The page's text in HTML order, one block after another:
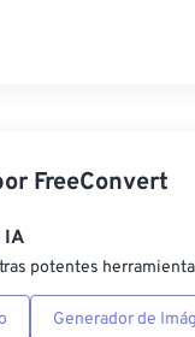
FreeConvert
IA
potentes
Generador de